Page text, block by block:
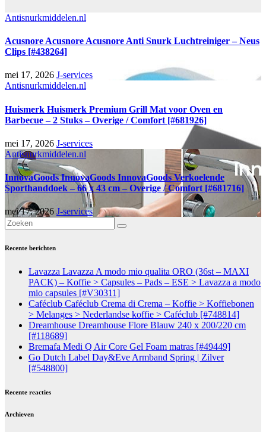
Antisnurkmiddelen.nl
Acusnore Acusnore Acusnore Anti Snurk Luchtreiniger – Neus
Clips [#438264]
mei 17, 2026 J-services
Antisnurkmiddelen.nl
Huismerk Huismerk Premium Grill Mat voor Oven en
Barbecue – 2 Stuks – Overige / Comfort [#681926]
mei 17, 2026 J-services
Antisnurkmiddelen.nl
InnovaGoods InnovaGoods InnovaGoods Verkoelende
Sporthanddoek – 66 x 43 cm – Overige / Comfort [#681716]
mei 17, 2026 J-services
Recente berichten
Lavazza Lavazza A modo mio qualita ORO (36st – MAXI
PACK) – Koffie > Capsules – Pads – ESE > Lavazza a modo
mio capsules [#V30311]
Caféclub Caféclub Crema di Crema – Koffie > Koffiebonen
> Melanges > Nederlandse koffie > Caféclub [#748814]
Dreamhouse Dreamhouse Flore Blauw 240 x 200/220 cm
[#118689]
Bremafa Medi Q Air Core Gel Foam matras [#49449]
Go Dutch Label Day&Eve Armband Spring | Zilver
[#548800]
Recente reacties
Archieven